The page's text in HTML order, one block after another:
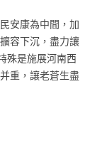
安康為中間，加
容下沉，盡力讓
殊是施展河南西
重，讓老蒼生盡